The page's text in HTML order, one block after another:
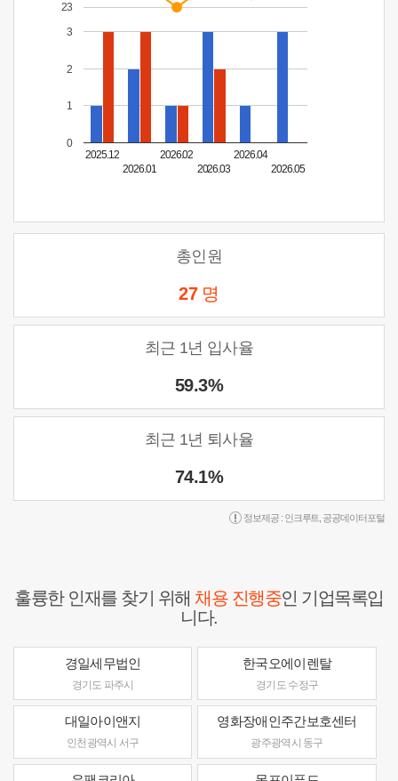
2025.12
2026.01
2026.02
2026.03
2026.04
2026.05
0
1
2
3
23
총인원
27 명
최근 1년 입사율
59.3%
최근 1년 퇴사율
74.1%
정보제공 : 인크루트 공공데이터포털
훌륭한 인재를 찾기 위해채용 진행중인 기업목록입
니다.
경일세무법인
경기도 파주시
한국오에이렌탈
경기도 수정구
대일아이앤지
인천광역시 서구
영화장애인주간보호센터
광주광역시 동구